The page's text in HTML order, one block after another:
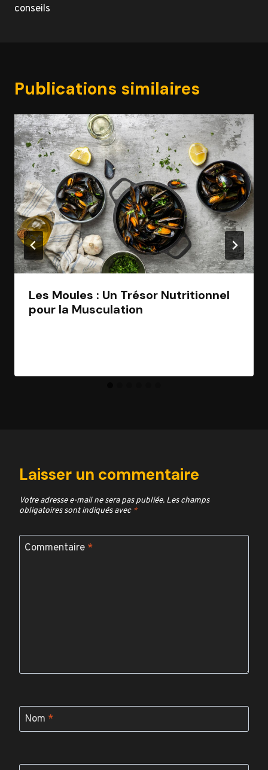
conseils
Publications similaires
Les Moules : Un Trésor Nutritionnel
pour la Musculation
Laisser un commentaire
Votre adresse e-mail ne sera pas publiée. Les champs
obligatoires sont indiqués avec *
Commentaire *
Nom *